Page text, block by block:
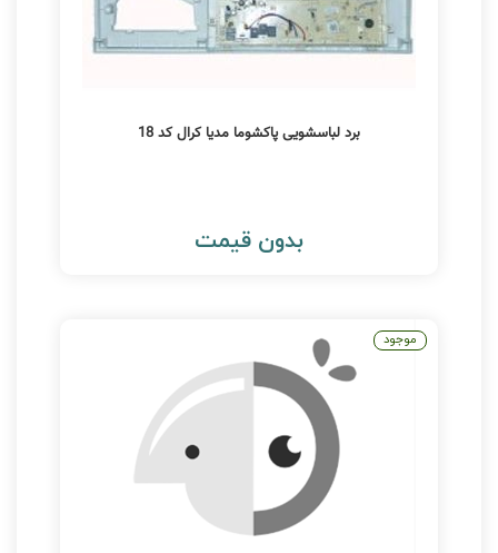
برد لباسشویی پاکشوما مدیا کرال کد 18
بدون قیمت
موجود